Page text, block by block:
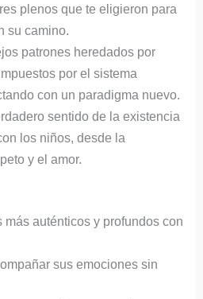
plenos que te eligieron para
su camino.
patrones heredados por
por el sistema
con un paradigma nuevo.
sentido de la existencia
los niños, desde la
y el amor.
más auténticos y profundos con
sus emociones sin